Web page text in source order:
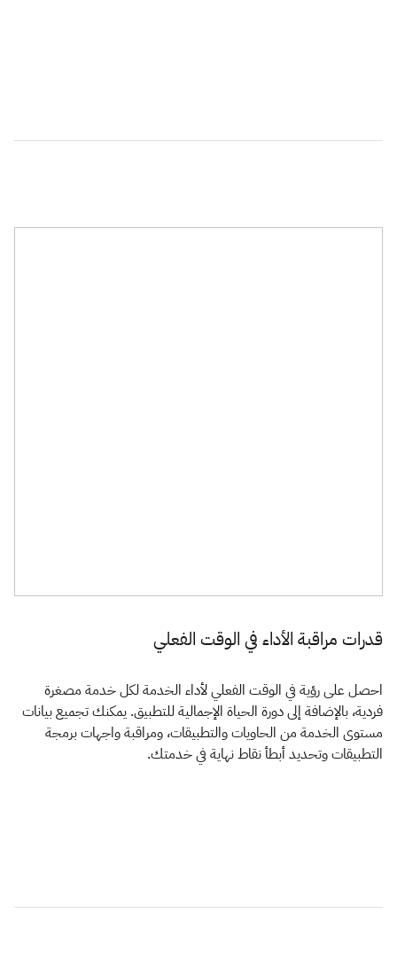
قدرات مراقبة الأداء في الوقت الفعلي
احصل على رؤية في الوقت الفعلي لأداء الخدمة لكل خدمة مصغرة
فردية، بالإضافة إلى دورة الحياة الإجمالية للتطبيق. يمكنك تجميع بيانات
مستوى الخدمة من الحاويات والتطبيقات، ومراقبة واجهات برمجة
التطبيقات وتحديد أبطأ نقاط نهاية في خدمتك.